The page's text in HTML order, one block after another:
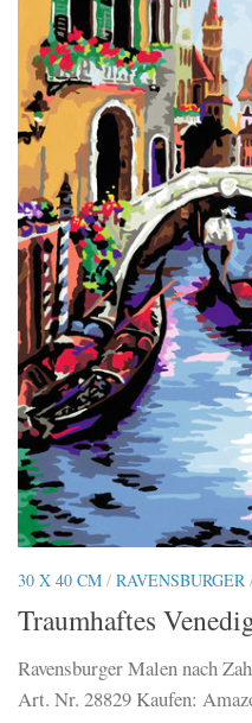
30 X 40 CM / RAVENSBURGER
Traumhaftes
Ravensburger Malen nach
Art. Nr. 28829 Kaufen: